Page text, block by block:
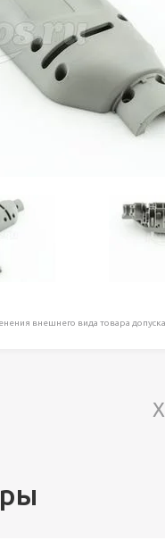
для работ на
химия
сада, отдыха
внешнего вида товара